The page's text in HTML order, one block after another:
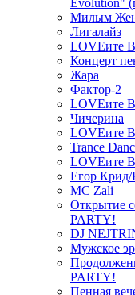
Evolution"
Милым
Лигалайз
LOVEите
Концерт
Жара
Фактор-2
LOVEите
Чичерина
LOVEите
Trance
LOVEите
Егор Крид/
MC Zali
Открытие
PARTY!
DJ
Мужское
PARTY!
Пенная